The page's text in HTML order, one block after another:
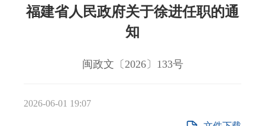
福建省人民政府关于徐进任职的通
知
闽政文〔2026〕133号
2026-06-01 19:07